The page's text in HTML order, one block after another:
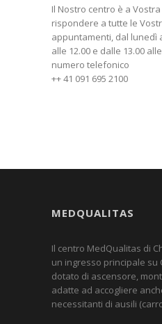
Il Nostro centro è a
rispondere a tutte le
appuntamenti, dal lunedì
alle 12.00 e dalle 13.00
numero telefonico
++ 41 091 695 2100
MEDQUALITAS
Il centro MedQualitas di
un ingresso principale su
dotato di ascensore,
adatte ad accogliere
necessitanti di ausili